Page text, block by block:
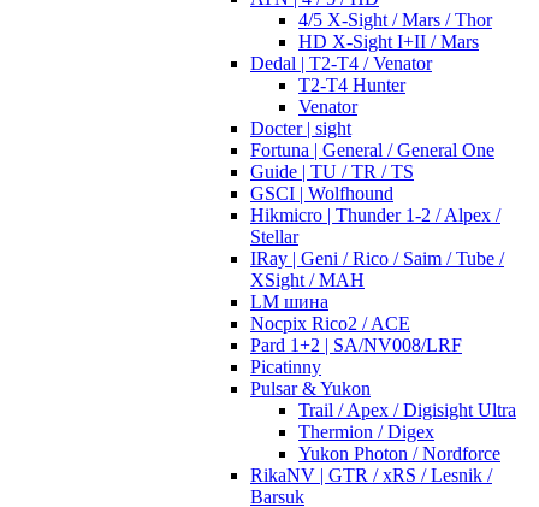
4/5 X-Sight / Mars / Thor
HD X-Sight I+II / Mars
Dedal | T2-T4 / Venator
T2-T4 Hunter
Venator
Docter | sight
Fortuna | General / General One
Guide | TU / TR / TS
GSCI | Wolfhound
Hikmicro | Thunder 1-2 / Alpex /
Stellar
IRay | Geni / Rico / Saim / Tube /
XSight / MAH
LM шина
Nocpix Rico2 / ACE
Pard 1+2 | SA/NV008/LRF
Picatinny
Pulsar & Yukon
Trail / Apex / Digisight Ultra
Thermion / Digex
Yukon Photon / Nordforce
RikaNV | GTR / xRS / Lesnik /
Barsuk